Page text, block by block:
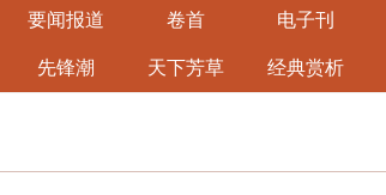
要闻报道 卷首 电子刊
先锋潮 天下芳草 经典赏析